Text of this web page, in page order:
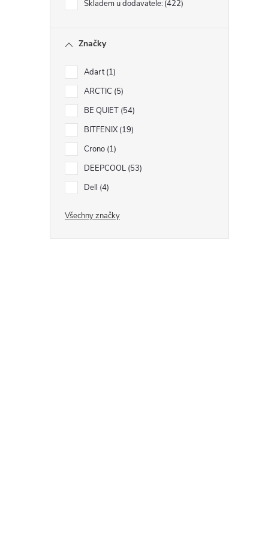
Skladem u dodavatele: 422
Značky
Adart 1
ARCTIC 5
BE QUIET 54
BITFENIX 19
Crono 1
DEEPCOOL 53
Dell 4
Všechny značky